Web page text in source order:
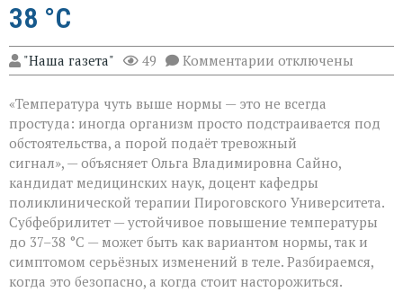
38 °C
"Наша газета" 49 Комментарии к
записи
спешите
пить
что
скрывает
температура
37–
38 °C
отключены
«Температура чуть выше нормы — это не всегда
простуда: иногда организм просто подстраивается под
обстоятельства, а порой подаёт тревожный
сигнал», — объясняет Ольга Владимировна Сайно,
кандидат медицинских наук, доцент кафедры
поликлинической терапии Пироговского Университета.
Субфебрилитет — устойчивое повышение температуры
до 37–38 °C — может быть как вариантом нормы, так и
симптомом серьёзных изменений в теле. Разбираемся,
когда это безопасно, а когда стоит насторожиться.